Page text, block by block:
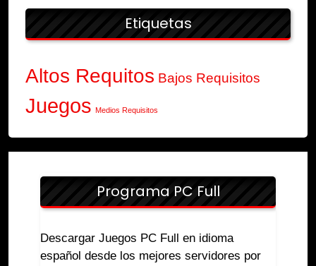
Etiquetas
Altos Requitos Bajos Requisitos
Juegos Medios Requisitos
Programa PC Full
Descargar Juegos PC Full en idioma
español desde los mejores servidores por